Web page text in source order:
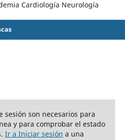
Cardiología Neurología
sesión son necesarios para
y para comprobar el estado
Ir a Iniciar sesión a una